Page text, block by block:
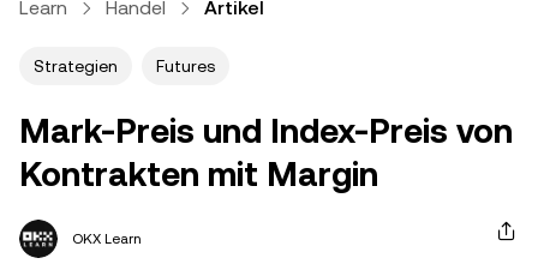
Learn Handel Artikel
Strategien Futures
Mark-Preis und Index-Preis von
Kontrakten mit Margin
OKX Learn